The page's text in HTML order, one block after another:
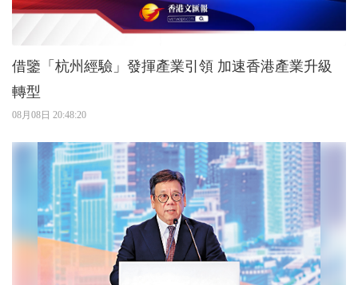
借鑒「杭州經驗」發揮產業引領 加速香港產業升級
轉型
08月08日 20:48:20